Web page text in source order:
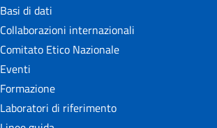
Basi di dati
Collaborazioni internazionali
Comitato Etico Nazionale
Eventi
Formazione
Laboratori di riferimento